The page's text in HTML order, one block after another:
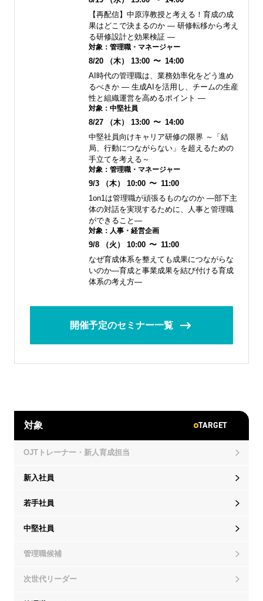
【再配信】中原淳教授と考える！育成の成
果はどこで決まるのか ― 研修転移から考え
る研修設計と効果検証 ―
対象： 管理職・マネージャー
8/20 （木） 13:00 〜 14:00
AI時代の管理職は、業務効率化をどう進め
るべきか ― 生成AIを活用し、チームの生産
性と組織運営を高めるポイント ―
対象： 中堅社員
8/27 （木） 13:00 〜 14:00
中堅社員向けキャリア研修の限界 ～「結
局、行動につながらない」を超えるための
手立てを考える～
対象： 管理職・マネージャー
9/3 （木） 10:00 〜 11:00
1on1は管理職が頑張るものなのか ―部下主
体の対話を実現するために、人事と管理職
ができること―
対象： 人事・経営企画
9/8 （火） 10:00 〜 11:00
なぜ育成体系を整えても成果につながらな
いのか―育成と事業成果を結び付ける育成
体系の考え方―
開催予定のセミナー一覧
対象 TARGET
OJTトレーナー・新人育成担当
新入社員
若手社員
中堅社員
管理職候補
次世代リーダー